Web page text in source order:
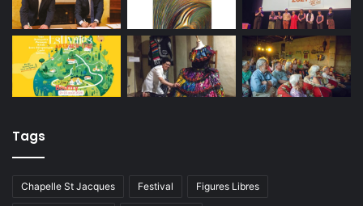
Tags
Chapelle St Jacques Festival Figures Libres